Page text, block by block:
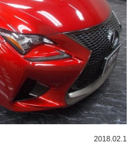
2018.02.1